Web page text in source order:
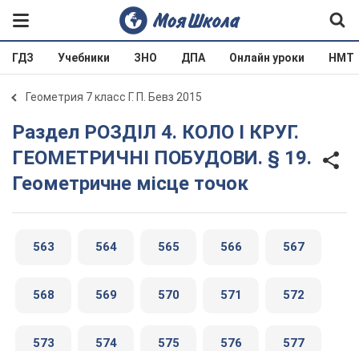
ГДЗ Учебники ЗНО ДПА Онлайн уроки НМТ
Геометрия 7 класс Г. П. Бевз 2015
Раздел РОЗДІЛ 4. КОЛО І КРУГ.
ГЕОМЕТРИЧНІ ПОБУДОВИ. § 19.
Геометричне місце точок
563 564 565 566 567
568 569 570 571 572
573 574 575 576 577